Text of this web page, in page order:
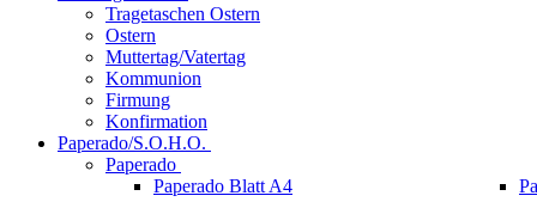
Tragetaschen Ostern
Ostern
Muttertag/Vatertag
Kommunion
Firmung
Konfirmation
Paperado/S.O.H.O.
Paperado
Paperado Blatt A4